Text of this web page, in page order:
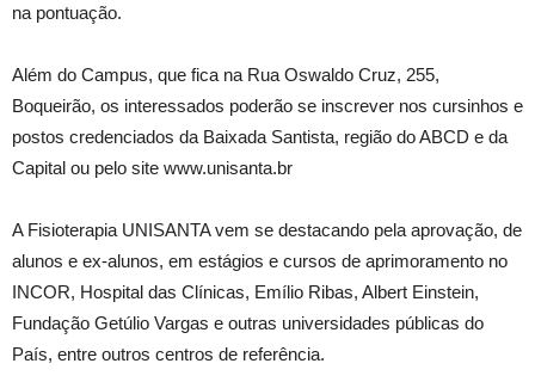
na pontuação.
Além do Campus, que fica na Rua Oswaldo Cruz, 255,
Boqueirão, os interessados poderão se inscrever nos cursinhos e
postos credenciados da Baixada Santista, região do ABCD e da
Capital ou pelo site www.unisanta.br
A Fisioterapia UNISANTA vem se destacando pela aprovação, de
alunos e ex-alunos, em estágios e cursos de aprimoramento no
INCOR, Hospital das Clínicas, Emílio Ribas, Albert Einstein,
Fundação Getúlio Vargas e outras universidades públicas do
País, entre outros centros de referência.